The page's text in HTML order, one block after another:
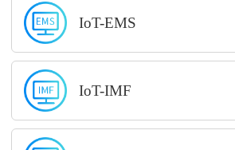
IoT-EMS
IoT-IMF